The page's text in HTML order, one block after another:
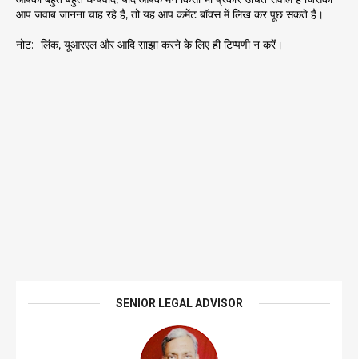
आप जवाब जानना चाह रहे है, तो यह आप कमेंट बॉक्स में लिख कर पूछ सकते है।
नोट:- लिंक, यूआरएल और आदि साझा करने के लिए ही टिप्पणी न करें।
SENIOR LEGAL ADVISOR